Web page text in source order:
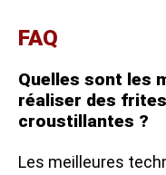
FAQ
Quelles sont les
réaliser des
croustillantes ?
Les meilleures